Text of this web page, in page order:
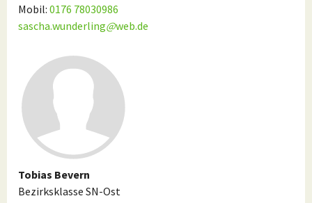
Mobil: 0176 78030986
sascha.wunderling@web.de
Tobias Bevern
Bezirksklasse SN-Ost